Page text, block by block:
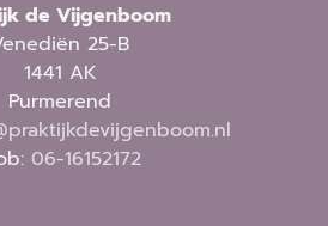
de Vijgenboom
25-B
1441 AK
Purmerend
06-16152172